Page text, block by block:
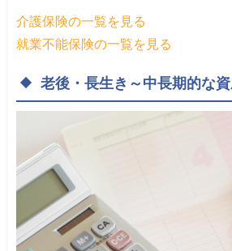
介護保険の一覧を見る
就業不能保険の一覧を見る
老後・長生き～中長期的な